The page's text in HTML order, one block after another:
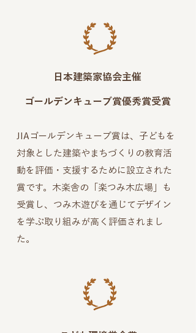
日本建築家協会主催
ゴールデンキューブ賞優秀賞受賞
JIAゴールデンキューブ賞は、子どもを
対象とした建築やまちづくりの教育活
動を評価・支援するために設立された
賞です。木楽舎の「楽つみ木広場」も
受賞し、つみ木遊びを通じてデザイン
を学ぶ取り組みが高く評価されまし
た。